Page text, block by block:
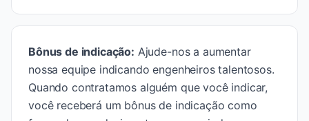
Bônus de indicação: Ajude-nos a aumentar
nossa equipe indicando engenheiros talentosos.
Quando contratamos alguém que você indicar,
você receberá um bônus de indicação como